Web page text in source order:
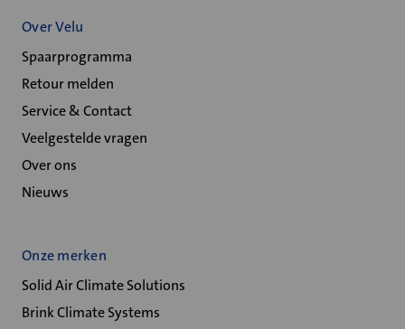
Over Velu
Spaarprogramma
Retour melden
Service & Contact
Veelgestelde vragen
Over ons
Nieuws
Onze merken
Solid Air Climate Solutions
Brink Climate Systems